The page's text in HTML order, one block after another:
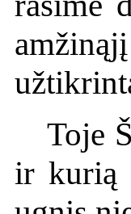
Toje
ir kurią